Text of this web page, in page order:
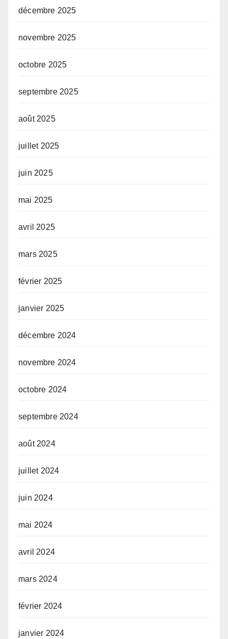
décembre 2025
novembre 2025
octobre 2025
septembre 2025
août 2025
juillet 2025
juin 2025
mai 2025
avril 2025
mars 2025
février 2025
janvier 2025
décembre 2024
novembre 2024
octobre 2024
septembre 2024
août 2024
juillet 2024
juin 2024
mai 2024
avril 2024
mars 2024
février 2024
janvier 2024